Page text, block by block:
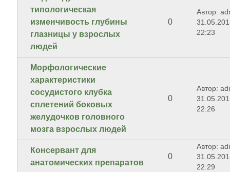
типологическая
изменчивость глубины
глазницы у взрослых
людей
0
Автор:
22:23
Морфологические
характеристики
сосудистого клубка
сплетений боковых
желудочков головного
мозга взрослых людей
0
Автор:
22:26
Консервант для
анатомических препаратов
0
Автор:
22:29